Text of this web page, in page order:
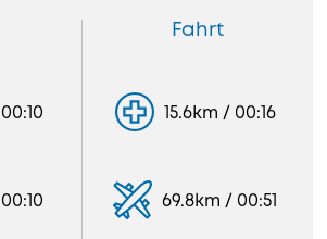
Fahrt
15.6km / 00:16
69.8km / 00:51